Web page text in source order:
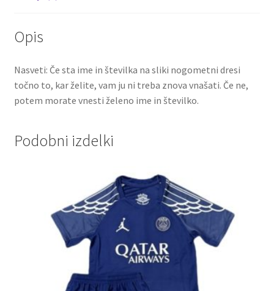
količina
Opis
Nasveti: Če sta ime in številka na sliki nogometni dresi
točno to, kar želite, vam ju ni treba znova vnašati. Če ne,
potem morate vnesti želeno ime in številko.
Podobni izdelki